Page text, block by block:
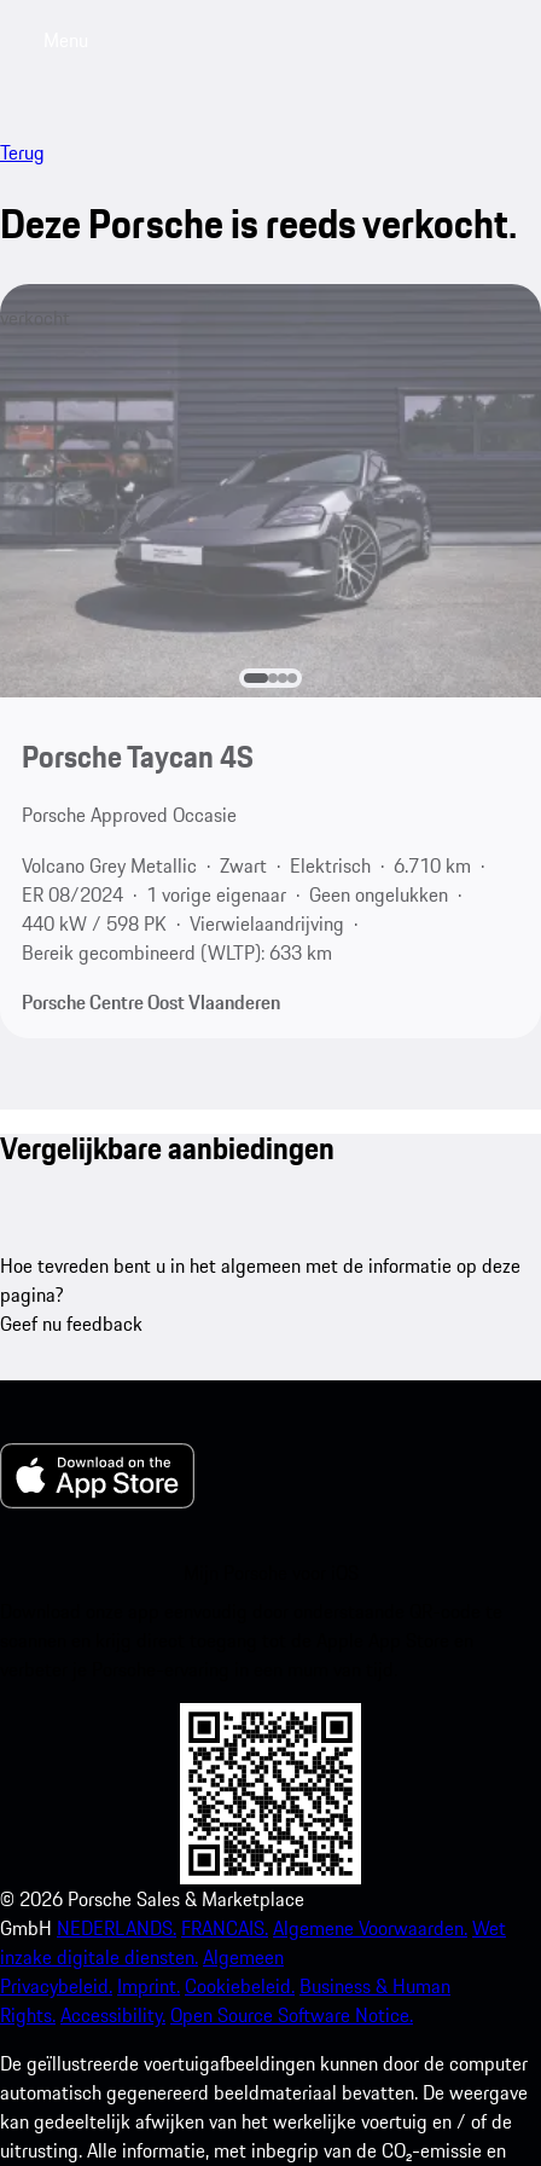
Terug
Deze Porsche is reeds verkocht.
verkocht
Porsche Taycan 4S
Porsche Approved Occasie
Volcano Grey Metallic
Zwart Elektrisch
6.710 km
ER 08/2024
1 vorige eigenaar
Geen ongelukken
440 kW / 598 PK
Vierwielaandrijving
Bereik gecombineerd (WLTP): 633 km
Porsche Centre Oost Vlaanderen
Vergelijkbare aanbiedingen
Hoe tevreden bent u in het algemeen met de informatie op deze
pagina?
Geef nu feedback
© 2026 Porsche Sales & Marketplace
GmbH NEDERLANDS. FRANCAIS.Algemene Voorwaarden.Wet
inzake digitale diensten.Algemeen
Privacybeleid. Imprint.Cookiebeleid. Business & Human
Rights.Accessibility.Open Source Software Notice.
De geïllustreerde voertuigafbeeldingen kunnen door de computer
automatisch gegenereerd beeldmateriaal bevatten. De weergave
kan gedeeltelijk afwijken van het werkelijke voertuig en / of de
uitrusting. Alle informatie, met inbegrip van de CO₂-emissie en